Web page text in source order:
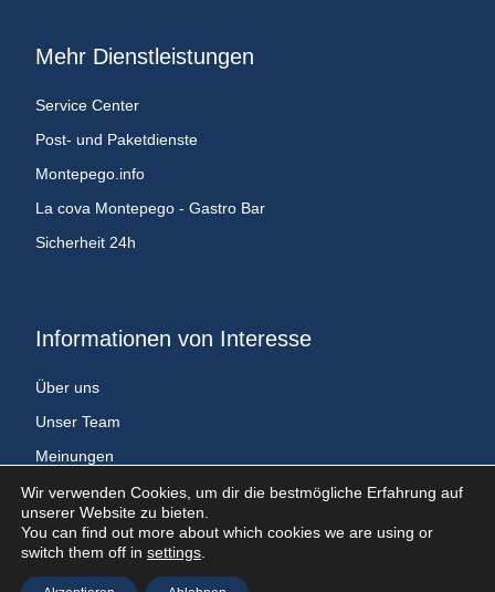
Mehr Dienstleistungen
Service Center
Post- und Paketdienste
Montepego.info
La cova Montepego - Gastro Bar
Sicherheit 24h
Informationen von Interesse
Über uns
Unser Team
Meinungen
Entdecken Sie Montepego und alle seine Details
Copyright © 2024. Alle Rechte vorbehalten por MontePego Life.
Rechtlicher HinweisDatenschutzbestimmungen
Wir verwenden Cookies, um dir die bestmögliche Erfahrung auf
unserer Website zu bieten.
You can find out more about which cookies we are using or
switch them off in settings